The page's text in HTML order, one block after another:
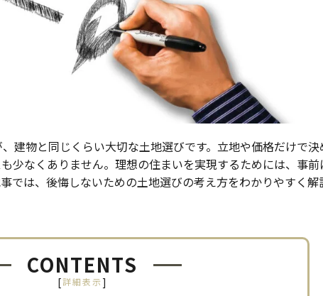
建物と同じくらい大切な土地選びです。立地や価格だけで決
少なくありません。理想の住まいを実現するためには、事前
では、後悔しないための土地選びの考え方をわかりやすく解
CONTENTS
[詳細表示]